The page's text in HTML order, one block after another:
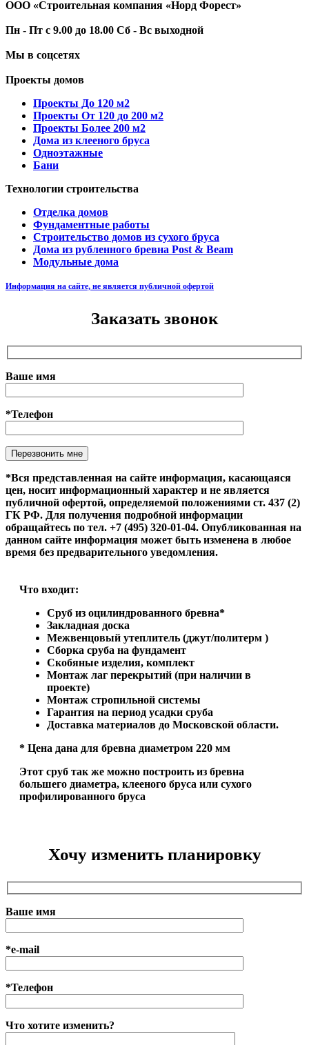
ООО «Строительная компания «Норд Форест»
Пн - Пт с 9.00 до 18.00 Сб - Вс выходной
Мы в соцсетях
Проекты домов
Проекты До 120 м2
Проекты От 120 до 200 м2
Проекты Более 200 м2
Дома из клееного бруса
Одноэтажные
Бани
Технологии строительства
Отделка домов
Фундаментные работы
Строительство домов из сухого бруса
Дома из рубленного бревна Post & Beam
Модульные дома
Информация на сайте, не является публичной офертой
Заказать звонок
Ваше имя
*Телефон
Оставьте это поле пустым.
*Вся представленная на сайте информация, касающаяся
цен, носит информационный характер и не является
публичной офертой, определяемой положениями ст. 437 (2)
ГК РФ. Для получения подробной информации
обращайтесь по тел. +7 (495) 320-01-04. Опубликованная на
данном сайте информация может быть изменена в любое
время без предварительного уведомления.
Что входит:
Сруб из оцилиндрованного бревна*
Закладная доска
Межвенцовый утеплитель (джут/политерм )
Сборка сруба на фундамент
Скобяные изделия, комплект
Монтаж лаг перекрытий (при наличии в
проекте)
Монтаж стропильной системы
Гарантия на период усадки сруба
Доставка материалов до Московской области.
* Цена дана для бревна диаметром 220 мм
Этот сруб так же можно построить из бревна
большего диаметра, клееного бруса или сухого
профилированного бруса
Хочу изменить планировку
Ваше имя
*e-mail
*Телефон
Что хотите изменить?